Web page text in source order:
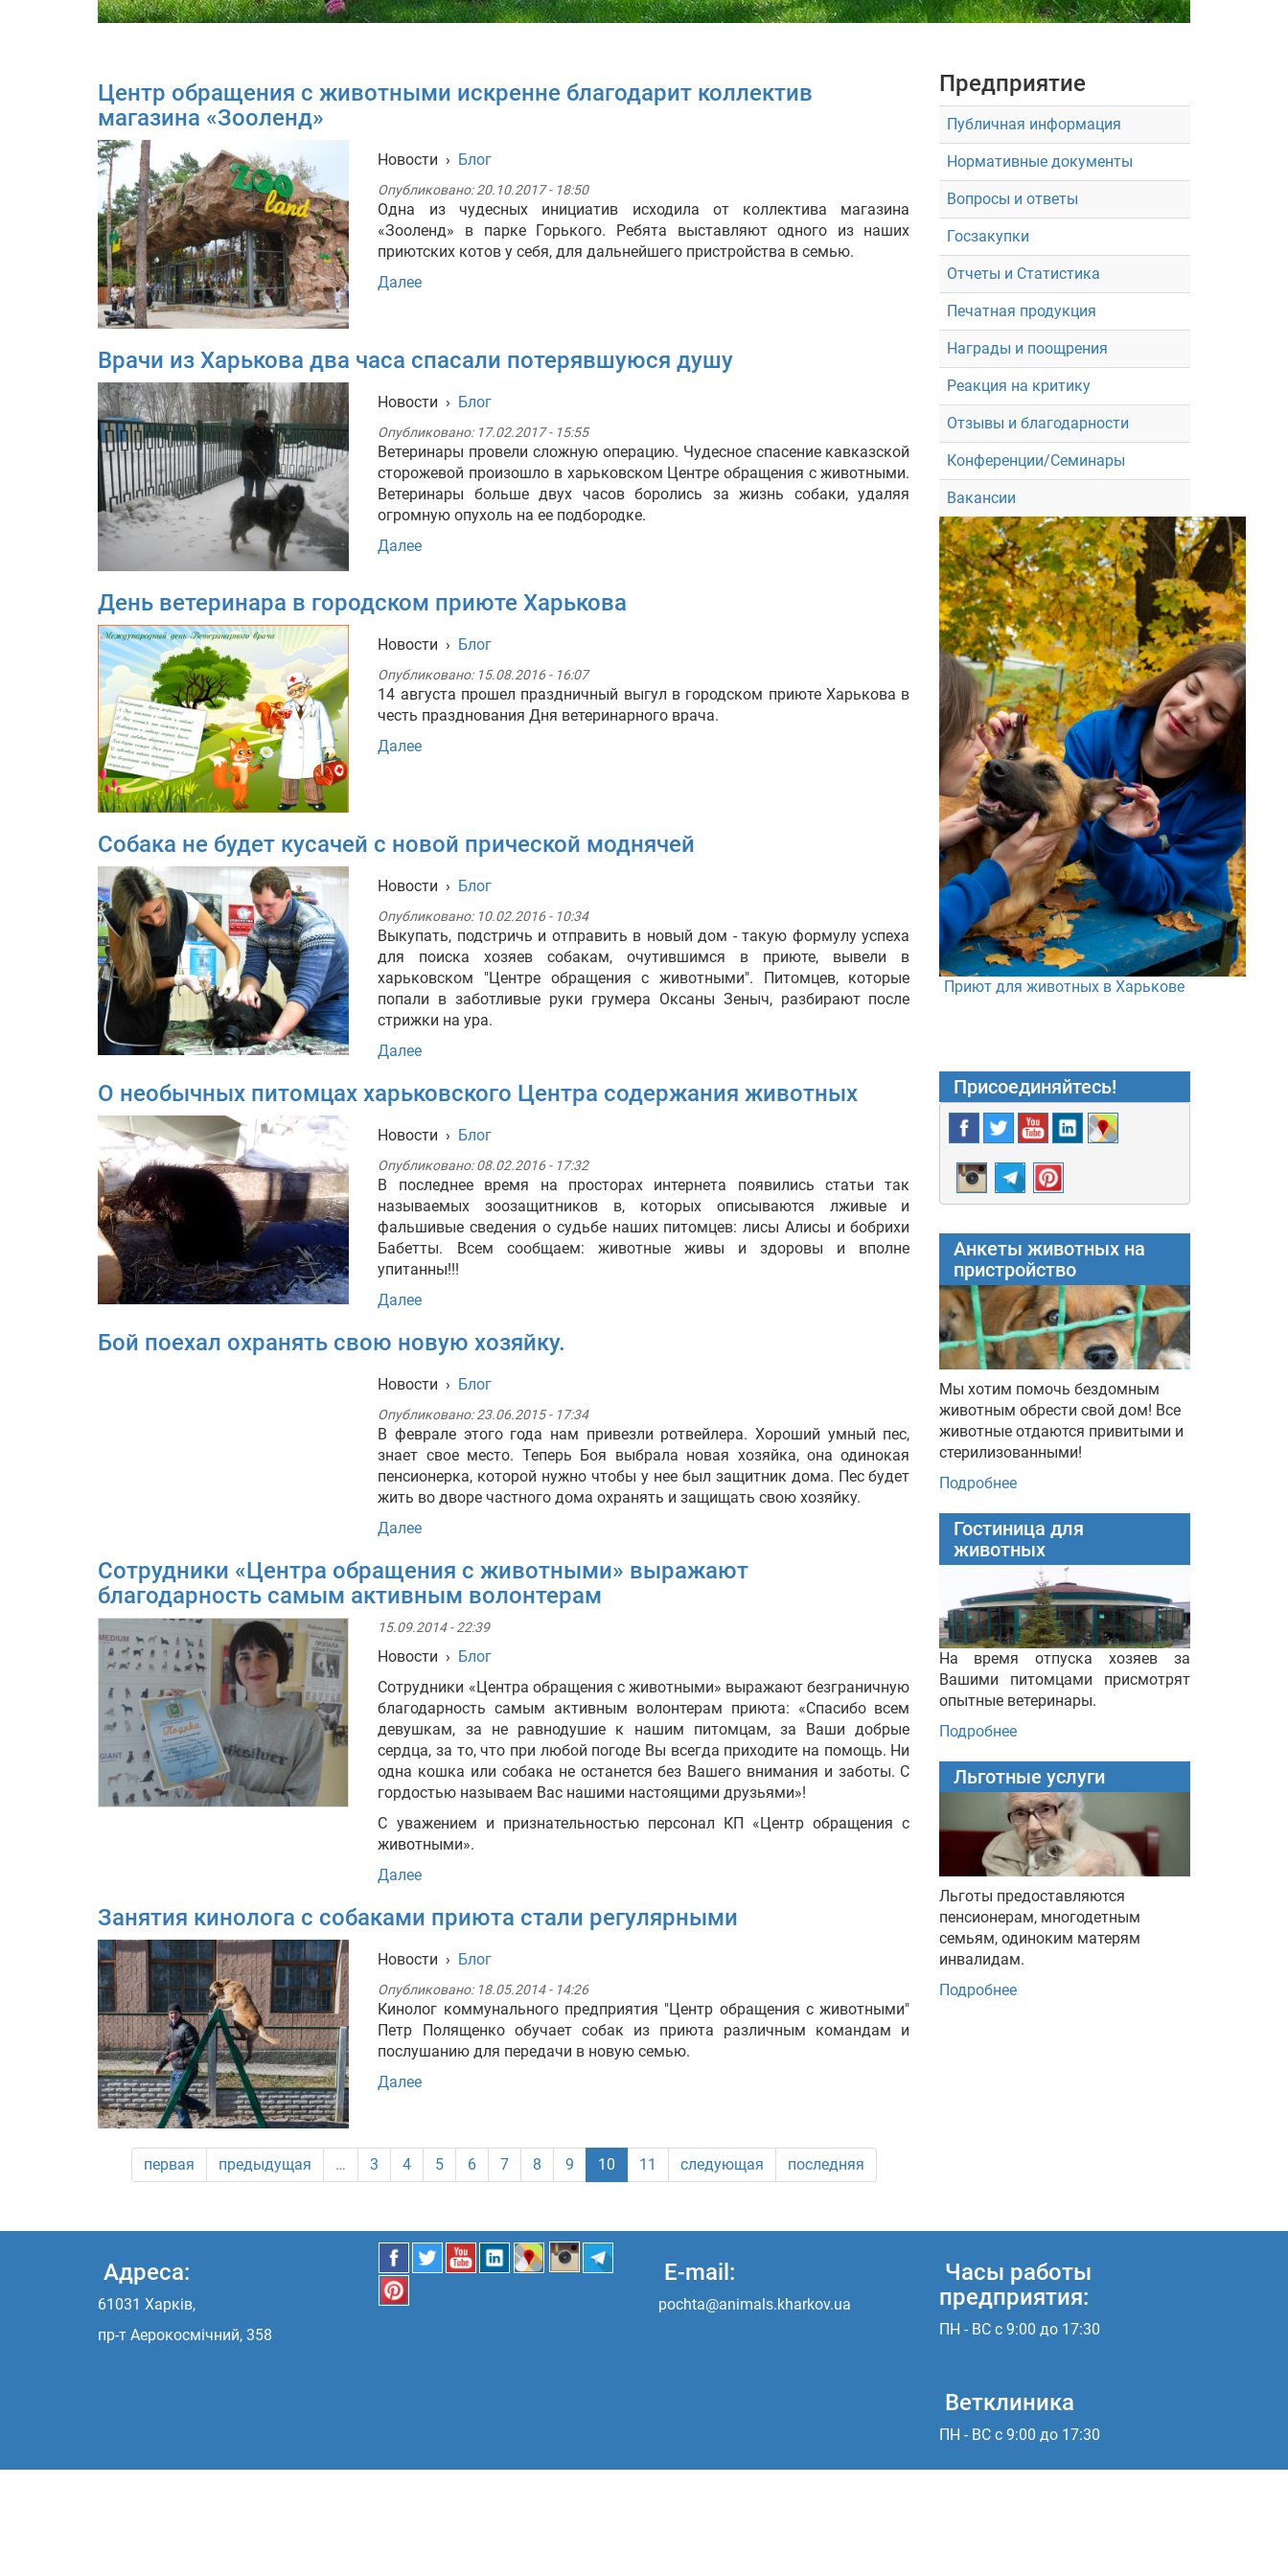
Центр обращения с животными искренне благодарит коллектив
магазина «Зооленд»
Новости › Блог
Опубликовано:20.10.2017 - 18:50
Одна из чудесных инициатив исходила от коллектива магазина
«Зооленд» в парке Горького. Ребята выставляют одного из наших
приютских котов у себя, для дальнейшего пристройства в семью.
Далее
Врачи из Харькова два часа спасали потерявшуюся душу
Новости › Блог
Опубликовано: 17.02.2017 - 15:55
Ветеринары провели сложную операцию. Чудесное спасение кавказской
сторожевой произошло в харьковском Центре обращения с животными.
Ветеринары больше двух часов боролись за жизнь собаки, удаляя
огромную опухоль на ее подбородке.
Далее
День ветеринара в городском приюте Харькова
Новости › Блог
Опубликовано: 15.08.2016 - 16:07
14 августа прошел праздничный выгул в городском приюте Харькова в
честь празднования Дня ветеринарного врача.
Далее
Собака не будет кусачей с новой прической моднячей
Новости › Блог
Опубликовано: 10.02.2016 - 10:34
Выкупать, подстричь и отправить в новый дом - такую формулу успеха
для поиска хозяев собакам, очутившимся в приюте, вывели в
харьковском "Центре обращения с животными". Питомцев, которые
попали в заботливые руки грумера Оксаны Зеныч, разбирают после
стрижки на ура.
Далее
О необычных питомцах харьковского Центра содержания животных
Новости › Блог
Опубликовано:08.02.2016 - 17:32
В последнее время на просторах интернета появились статьи так
называемых зоозащитников в, которых описываются лживые и
фальшивые сведения о судьбе наших питомцев: лисы Алисы и бобрихи
Бабетты. Всем сообщаем: животные живы и здоровы и вполне
упитанны!!!
Далее
Бой поехал охранять свою новую хозяйку.
Новости › Блог
Опубликовано:23.06.2015 - 17:34
В феврале этого года нам привезли ротвейлера. Хороший умный пес,
знает свое место. Теперь Боя выбрала новая хозяйка, она одинокая
пенсионерка, которой нужно чтобы у нее был защитник дома. Пес будет
жить во дворе частного дома охранять и защищать свою хозяйку.
Далее
Сотрудники «Центра обращения с животными» выражают
благодарность самым активным волонтерам
15.09.2014 - 22:39
Новости › Блог
Сотрудники «Центра обращения с животными» выражают безграничную
благодарность самым активным волонтерам приюта: «Спасибо всем
девушкам, за не равнодушие к нашим питомцам, за Ваши добрые
сердца, за то, что при любой погоде Вы всегда приходите на помощь. Ни
одна кошка или собака не останется без Вашего внимания и заботы. С
гордостью называем Вас нашими настоящими друзьями»!
С уважением и признательностью персонал КП «Центр обращения с
животными».
Далее
Занятия кинолога с собаками приюта стали регулярными
Новости › Блог
Опубликовано: 18.05.2014 - 14:26
Кинолог коммунального предприятия "Центр обращения с животными"
Петр Полященко обучает собак из приюта различным командам и
послушанию для передачи в новую семью.
Далее
первая предыдущая … 3 4 5 6 7 8 9 10 11 следующая последняя
Предприятие
Публичная информация
Нормативные документы
Вопросы и ответы
Госзакупки
Отчеты и Статистика
Печатная продукция
Награды и поощрения
Реакция на критику
Отзывы и благодарности
Конференции/Семинары
Вакансии
Приют для животных в Харькове
Присоединяйтесь!
Анкеты животных на
пристройство
Мы хотим помочь бездомным
животным обрести свой дом! Все
животные отдаются привитыми и
стерилизованными!
Подробнее
Гостиница для
животных
На время отпуска хозяев за
Вашими питомцами присмотрят
опытные ветеринары.
Подробнее
Льготные услуги
Льготы предоставляются
пенсионерам, многодетным
семьям, одиноким матерям
инвалидам.
Подробнее
Адреса:
61031 Харків,
пр-т Аерокосмічний, 358
E-mail:
pochta@animals.kharkov.ua
Часы работы
предприятия:
ПН - ВС с 9:00 до 17:30
Ветклиника
ПН - ВС с 9:00 до 17:30